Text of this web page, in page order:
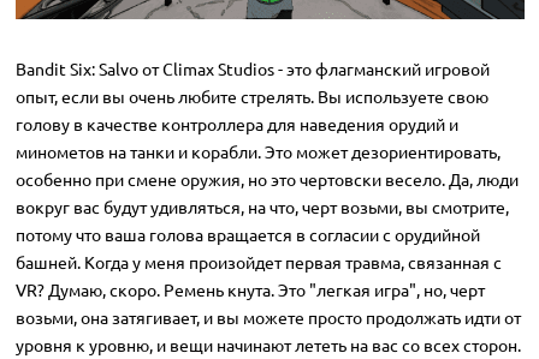
Bandit Six: Salvo от Climax Studios - это флагманский игровой
опыт, если вы очень любите стрелять. Вы используете свою
голову в качестве контроллера для наведения орудий и
минометов на танки и корабли. Это может дезориентировать,
особенно при смене оружия, но это чертовски весело. Да, люди
вокруг вас будут удивляться, на что, черт возьми, вы смотрите,
потому что ваша голова вращается в согласии с орудийной
башней. Когда у меня произойдет первая травма, связанная с
VR? Думаю, скоро. Ремень кнута. Это "легкая игра", но, черт
возьми, она затягивает, и вы можете просто продолжать идти от
уровня к уровню, и вещи начинают лететь на вас со всех сторон.